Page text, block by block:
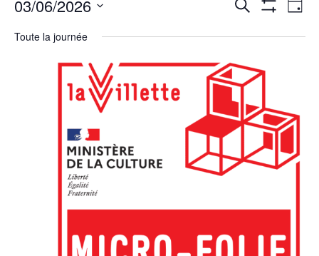
navigation
deRecherche
Filtres
Évènement
Day
03/06/2026
Toute la journée